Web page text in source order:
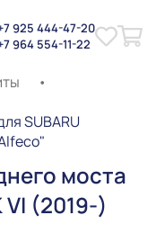
925 444-47-20
964 554-11-22
•
SUBARU
моста
VI (2019-)